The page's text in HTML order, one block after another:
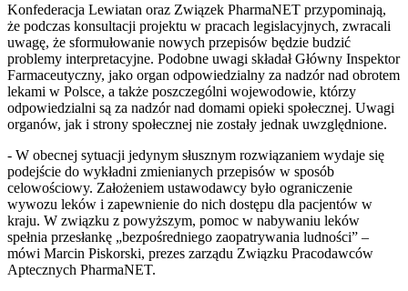
Konfederacja Lewiatan oraz Związek PharmaNET przypominają,
że podczas konsultacji projektu w pracach legislacyjnych, zwracali
uwagę, że sformułowanie nowych przepisów będzie budzić
problemy interpretacyjne. Podobne uwagi składał Główny Inspektor
Farmaceutyczny, jako organ odpowiedzialny za nadzór nad obrotem
lekami w Polsce, a także poszczególni wojewodowie, którzy
odpowiedzialni są za nadzór nad domami opieki społecznej. Uwagi
organów, jak i strony społecznej nie zostały jednak uwzględnione.
- W obecnej sytuacji jedynym słusznym rozwiązaniem wydaje się
podejście do wykładni zmienianych przepisów w sposób
celowościowy. Założeniem ustawodawcy było ograniczenie
wywozu leków i zapewnienie do nich dostępu dla pacjentów w
kraju. W związku z powyższym, pomoc w nabywaniu leków
spełnia przesłankę „bezpośredniego zaopatrywania ludności” –
mówi Marcin Piskorski, prezes zarządu Związku Pracodawców
Aptecznych PharmaNET.